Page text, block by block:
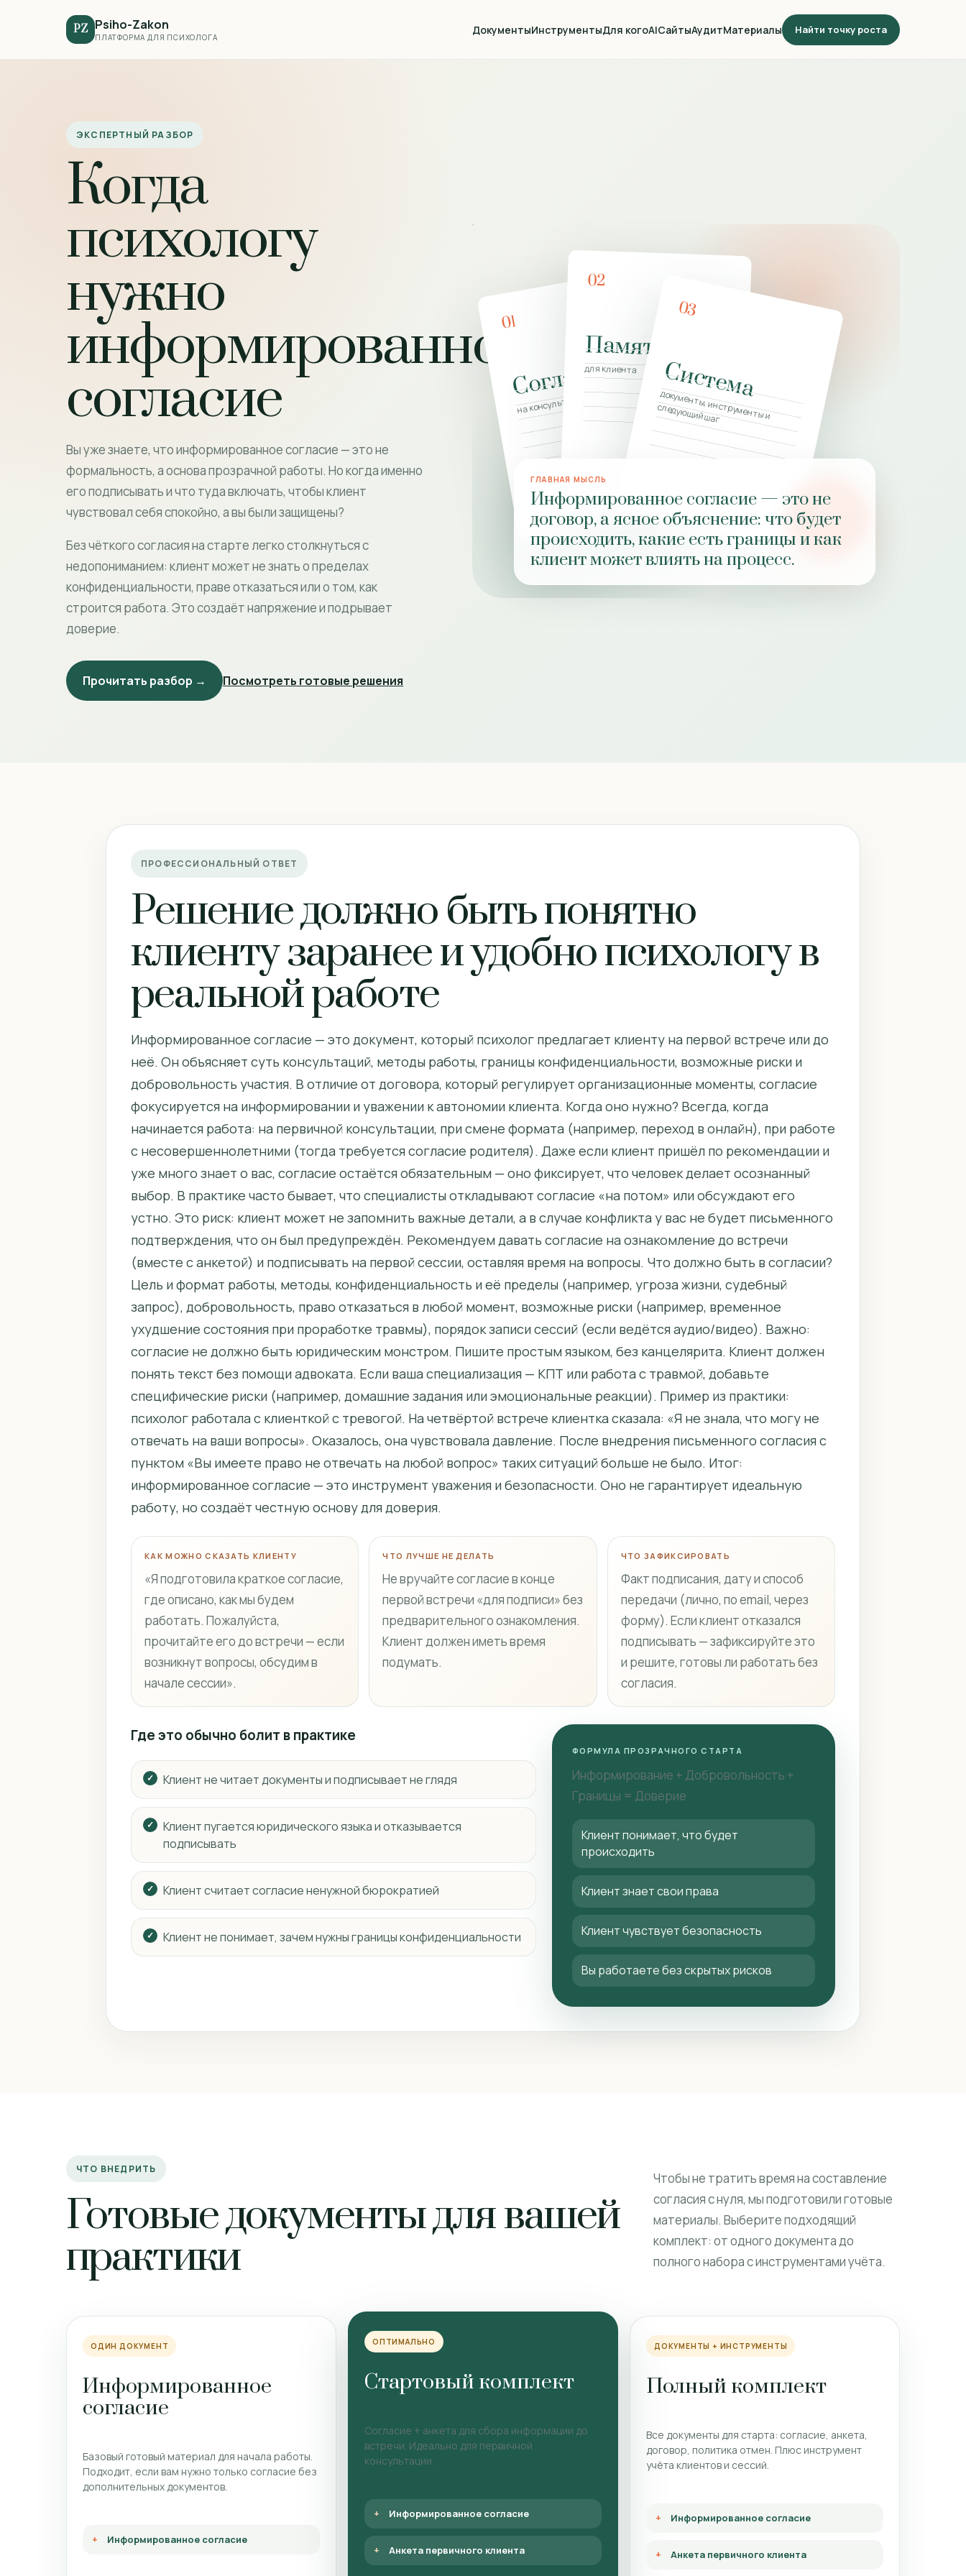
PZ Psiho-Zakon
ПЛАТФОРМА ДЛЯ ПСИХОЛОГА
ДокументыИнструментыДля когоAIСайтыАудитМатериалы Найти точку роста
ЭКСПЕРТНЫЙ РАЗБОР
Когда
психологу
нужно
информированное
согласие
Вы уже знаете, что информированное согласие — это не
формальность, а основа прозрачной работы. Но когда именно
его подписывать и что туда включать, чтобы клиент
чувствовал себя спокойно, а вы были защищены?
Без чёткого согласия на старте легко столкнуться с
недопониманием: клиент может не знать о пределах
конфиденциальности, праве отказаться или о том, как
строится работа. Это создаёт напряжение и подрывает
доверие.
Прочитать разбор → Посмотреть готовые решения
01
Согласие
на консультацию
02
Памятка
для клиента
03
Система
документы, инструменты и
следующий шаг
PZ
ОТВЕТ
ПРАКТИКИ
ГЛАВНАЯ МЫСЛЬ
Информированное согласие — это не
договор, а ясное объяснение: что будет
происходить, какие есть границы и как
клиент может влиять на процесс.
ПРОФЕССИОНАЛЬНЫЙ ОТВЕТ
Решение должно быть понятно
клиенту заранее и удобно психологу в
реальной работе
Информированное согласие — это документ, который психолог предлагает клиенту на первой встрече или до
неё. Он объясняет суть консультаций, методы работы, границы конфиденциальности, возможные риски и
добровольность участия. В отличие от договора, который регулирует организационные моменты, согласие
фокусируется на информировании и уважении к автономии клиента. Когда оно нужно? Всегда, когда
начинается работа: на первичной консультации, при смене формата (например, переход в онлайн), при работе
с несовершеннолетними (тогда требуется согласие родителя). Даже если клиент пришёл по рекомендации и
уже много знает о вас, согласие остаётся обязательным — оно фиксирует, что человек делает осознанный
выбор. В практике часто бывает, что специалисты откладывают согласие «на потом» или обсуждают его
устно. Это риск: клиент может не запомнить важные детали, а в случае конфликта у вас не будет письменного
подтверждения, что он был предупреждён. Рекомендуем давать согласие на ознакомление до встречи
(вместе с анкетой) и подписывать на первой сессии, оставляя время на вопросы. Что должно быть в согласии?
Цель и формат работы, методы, конфиденциальность и её пределы (например, угроза жизни, судебный
запрос), добровольность, право отказаться в любой момент, возможные риски (например, временное
ухудшение состояния при проработке травмы), порядок записи сессий (если ведётся аудио/видео). Важно:
согласие не должно быть юридическим монстром. Пишите простым языком, без канцелярита. Клиент должен
понять текст без помощи адвоката. Если ваша специализация — КПТ или работа с травмой, добавьте
специфические риски (например, домашние задания или эмоциональные реакции). Пример из практики:
психолог работала с клиенткой с тревогой. На четвёртой встрече клиентка сказала: «Я не знала, что могу не
отвечать на ваши вопросы». Оказалось, она чувствовала давление. После внедрения письменного согласия с
пунктом «Вы имеете право не отвечать на любой вопрос» таких ситуаций больше не было. Итог:
информированное согласие — это инструмент уважения и безопасности. Оно не гарантирует идеальную
работу, но создаёт честную основу для доверия.
КАК МОЖНО СКАЗАТЬ КЛИЕНТУ
«Я подготовила краткое согласие,
где описано, как мы будем
работать. Пожалуйста,
прочитайте его до встречи — если
возникнут вопросы, обсудим в
начале сессии».
ЧТО ЛУЧШЕ НЕ ДЕЛАТЬ
Не вручайте согласие в конце
первой встречи «для подписи» без
предварительного ознакомления.
Клиент должен иметь время
подумать.
ЧТО ЗАФИКСИРОВАТЬ
Факт подписания, дату и способ
передачи (лично, по email, через
форму). Если клиент отказался
подписывать — зафиксируйте это
и решите, готовы ли работать без
согласия.
Где это обычно болит в практике
Клиент не читает документы и подписывает не глядя
Клиент пугается юридического языка и отказывается
подписывать
Клиент считает согласие ненужной бюрократией
Клиент не понимает, зачем нужны границы конфиденциальности
ФОРМУЛА ПРОЗРАЧНОГО СТАРТА
Информирование + Добровольность +
Границы = Доверие
Клиент понимает, что будет
происходить
Клиент знает свои права
Клиент чувствует безопасность
Вы работаете без скрытых рисков
ЧТО ВНЕДРИТЬ
Готовые документы для вашей
практики
Чтобы не тратить время на составление
согласия с нуля, мы подготовили готовые
материалы. Выберите подходящий
комплект: от одного документа до
полного набора с инструментами учёта.
ОДИН ДОКУМЕНТ
Информированное
согласие
Базовый готовый материал для начала работы.
Подходит, если вам нужно только согласие без
дополнительных документов.
Информированное согласие
ОПТИМАЛЬНО
Стартовый комплект
Согласие + анкета для сбора информации до
встречи. Идеально для первичной
консультации.
Информированное согласие
Анкета первичного клиента
ДОКУМЕНТЫ + ИНСТРУМЕНТЫ
Полный комплект
Все документы для старта: согласие, анкета,
договор, политика отмен. Плюс инструмент
учёта клиентов и сессий.
Информированное согласие
Анкета первичного клиента